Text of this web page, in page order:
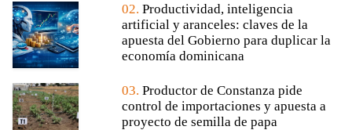
02. Productividad, inteligencia
artificial y aranceles: claves de la
apuesta del Gobierno para duplicar la
economía dominicana
03. Productor de Constanza pide
control de importaciones y apuesta a
proyecto de semilla de papa